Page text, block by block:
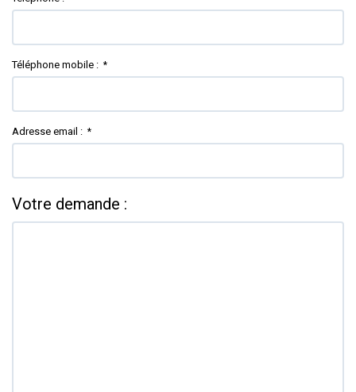
Téléphone mobile : *
Adresse email : *
Votre demande :